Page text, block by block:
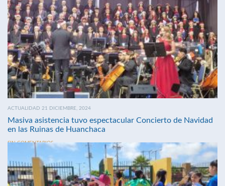
ACTUALIDAD 21 DICIEMBRE, 2024
Masiva asistencia tuvo espectacular Concierto de Navidad
en las Ruinas de Huanchaca
SIN COMENTARIOS